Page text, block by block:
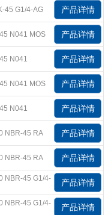
45 G1/4-AG 产品详情
N041 MOS 产品详情
N041 产品详情
N041 MOS 产品详情
N041 产品详情
NBR-45 RA 产品详情
NBR-45 RA 产品详情
NBR-45 G1/4-
产品详情
NBR-45 G1/4-
产品详情